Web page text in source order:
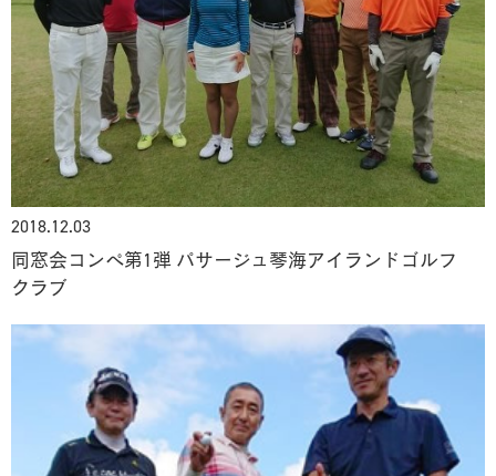
2018.12.03
同窓会コンペ第1弾 パサージュ琴海アイランドゴルフ
クラブ